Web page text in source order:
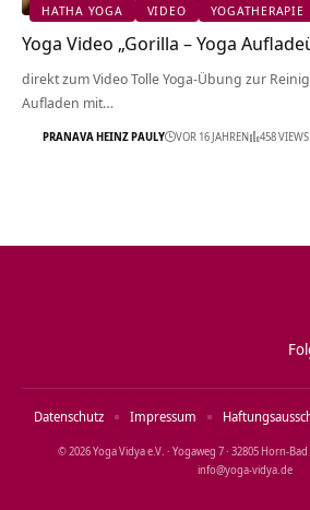
HATHA YOGA VIDEO YOGATHERAPIE
Yoga Video „Gorilla – Yoga
direkt zum Video Tolle Yoga-Übung zur
Aufladen mit…
PRANAVA HEINZ PAULY VOR 16 JAHREN 458 VIEWS
© 2026 Yoga Vidya e.V. · Yogaweg 7 · 32805 Horn‑Bad
info@yoga‑vidya.de
Datenschutz Impressum